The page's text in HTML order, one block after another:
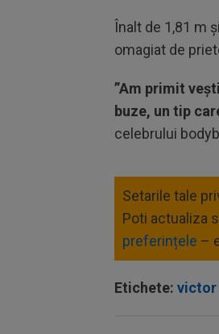
Înalt de 1,81 m
omagiat de
”Am primit
buze, un tip
celebrului
Setarile tale
Poti actualiza
preferințele –
Etichete: victor